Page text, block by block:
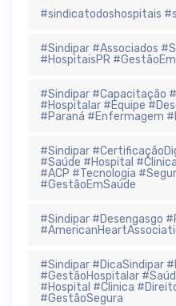
#sindicatodoshospitais
#Sindipar #Associados
#HospitaisPR
#Sindipar #Capacitação
#Hospitalar #Equipe
#Paraná #Enfermagem
#Sindipar
#Saúde #Hospital
#ACP #Tecnologia
#GestãoEmSaúde
#Sindipar #Desengasgo
#Sindipar #DicaSindipar
#GestãoHospitalar
#Hospital #Clinica
#GestãoSegura